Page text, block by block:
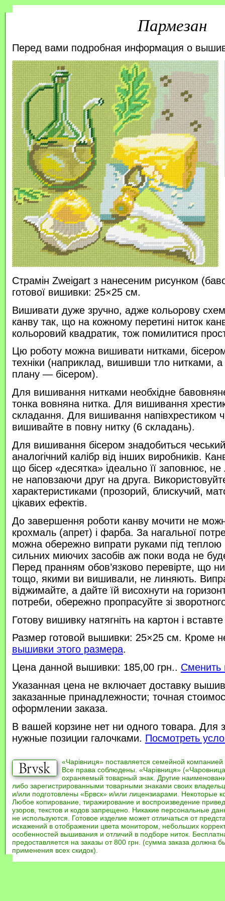
Пармезан
Перед вами подробная информация о
Страмін Zweigart з нанесеним рисунком
готової вишивки: 25×25 см.
Вишивати дуже зручно, адже кольорову
канву так, що на кожному перетині ниток
кольоровий квадратик, тож помилитися
Цю роботу можна вишивати нитками, бісером
техніки (наприклад, вишивши тло нитками, а
плану — бісером).
Для вишивання нитками необхідне
тонка вовняна нитка. Для вишивання
складання. Для вишивання напівхрестиком
вишивайте в повну нитку (6 складань).
Для вишивання бісером знадобиться
аналогічний калібр від інших виробників.
що бісер «десятка» ідеально її заповнює,
не наповзаючи друг на друга.
характеристиками (прозорий, блискучий,
цікавих ефектів.
До завершення роботи канву мочити не
крохмаль (апрет) і фарба. За нагальної
можна обережно випрати руками під
сильних миючих засобів аж поки вода не
Перед пранням обов’язково перевірте, що
тощо, якими ви вишивали, не линяють.
віджимайте, а дайте їй висохнути на
потреби, обережно пропрасуйте зі
Готову вишивку натягніть на картон і
Размер готовой вышивки: 25×25 см. Кроме
вышивки этого размера.
Цена данной вышивки: 185,00 грн.. Сменить
Указанная цена не включает доставку
заказанные принадлежности; точная
оформлении заказа.
В вашей корзине нет ни одного товара. Для
нужные позиции галочками. Посмотреть
«Чарівниця» поставляется семейной компанией
Все права соблюдены. «Чарівниця»
охраняемый товарный знак. Другие
либо зарегистрированными товарными знаками своих
и/или подготовлены «Брвск» и/или лицензиарами. Некоторые
Любое копирование, тиражирование и воспроизведение
узоров, текстов и кодов запрещено. Никакие персональные
не используются. Готовое изделие может отличаться от
искажений в отображении цвета монитором, небольших
особенностей вышивания и отличий в подборе ниток.
предоставляется на заказы от 800 грн. (сумма заказа должна
применения всех скидок).